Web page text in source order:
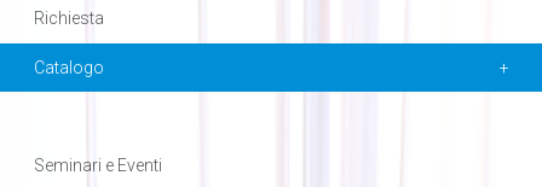
Richiesta
Catalogo
Seminari e Eventi